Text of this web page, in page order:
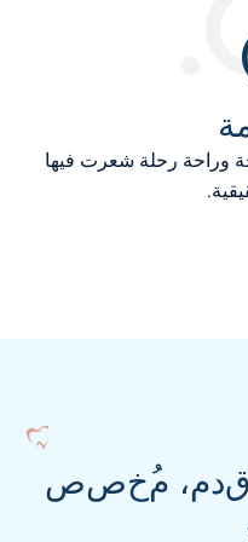
وراحة رحلة شعرت فيها
قدم، مخصص